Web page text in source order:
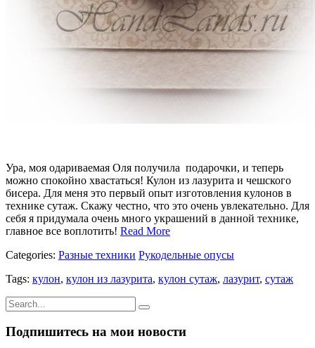
Ура, моя одариваемая Оля получила подарочки, и теперь
можно спокойно хвастаться! Кулон из лазурита и чешского
бисера. Для меня это первый опыт изготовления кулонов в
технике сутаж. Скажу честно, что это очень увлекательно. Для
себя я придумала очень много украшений в данной технике,
главное все воплотить! Read More
Categories: Разные техники Рукодельные опусы
Tags: кулон, кулон из лазурита, кулон сутаж, лазурит, сутаж
Подпишитесь на мои новости